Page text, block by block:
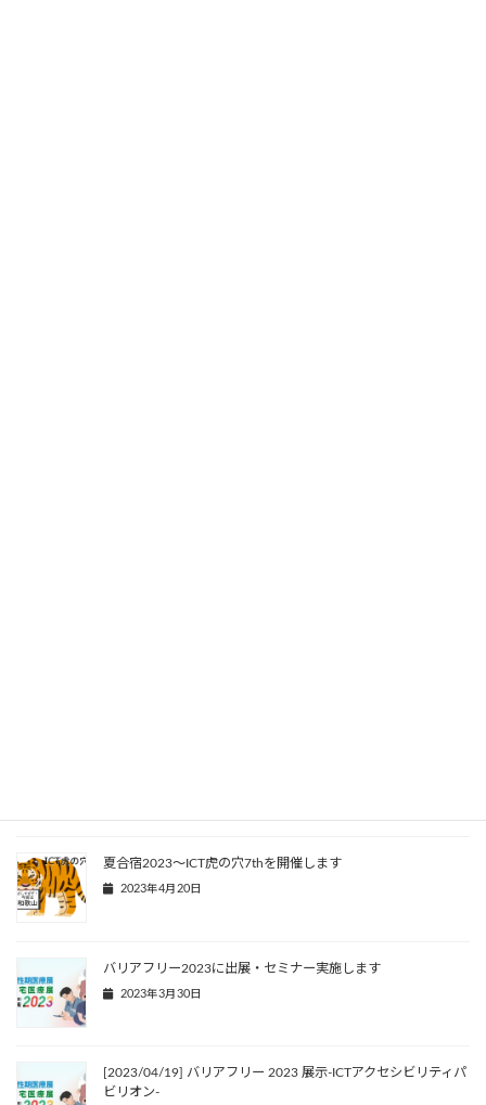
夏合宿2023～ICT虎の穴7thを開催します
2023年4月20日
バリアフリー2023に出展・セミナー実施します
2023年3月30日
[2023/04/19] バリアフリー 2023 展示-ICTアクセシビリティパ
ビリオン-